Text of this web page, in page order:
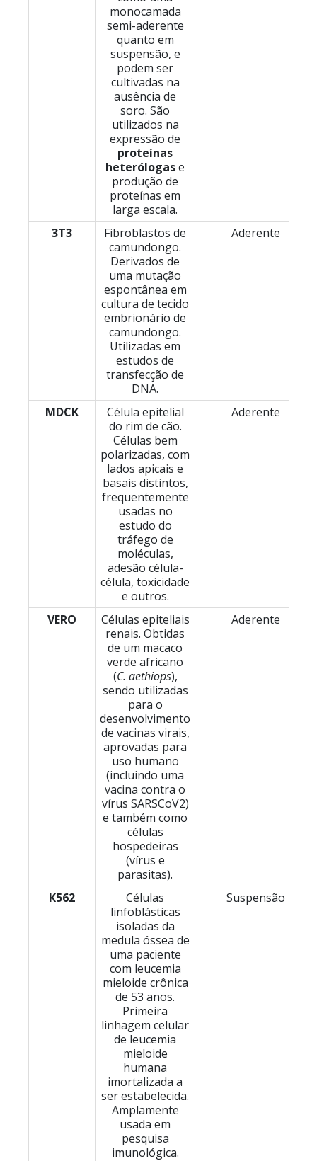
monocamada
semi-aderente
quanto em
suspensão, e
podem ser
cultivadas na
ausência de
soro. São
utilizados na
expressão de
proteínas
heterólogase
produção de
proteínas em
larga escala.
3T3
Fibroblastos de
camundongo.
Derivados de
uma mutação
espontânea em
cultura de tecido
embrionário de
camundongo.
Utilizadas em
estudos de
transfecção de
DNA.
Aderente
MDCK
Célula epitelial
do rim de cão.
Células bem
polarizadas, com
lados apicais e
basais distintos,
frequentemente
usadas no
estudo do
tráfego de
moléculas,
adesão célula-
célula, toxicidade
e outros.
Aderente
VERO
Células epiteliais
renais. Obtidas
de um macaco
verde africano
(C. aethiops),
sendo utilizadas
para o
desenvolvimento
de vacinas virais,
aprovadas para
uso humano
(incluindo uma
vacina contra o
vírus SARSCoV2)
e também como
células
hospedeiras
(vírus e
parasitas).
Aderente
K562
Células
linfoblásticas
isoladas da
medula óssea de
uma paciente
com leucemia
mieloide crônica
de 53 anos.
Primeira
linhagem celular
de leucemia
mieloide
humana
imortalizada a
ser estabelecida.
Amplamente
usada em
pesquisa
imunológica.
Suspensão